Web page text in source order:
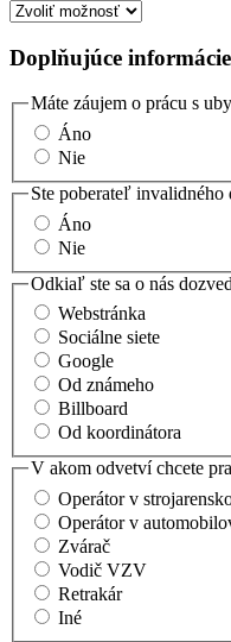
Doplňujúce informácie
Máte záujem o prácu s
Áno
Nie
Ste poberateľ invalidného
Áno
Nie
Odkiaľ ste sa o nás
Webstránka
Sociálne siete
Google
Od známeho
Billboard
Od koordinátora
V akom odvetví chcete
Operátor v
Operátor v
Zvárač
Vodič VZV
Retrakár
Iné